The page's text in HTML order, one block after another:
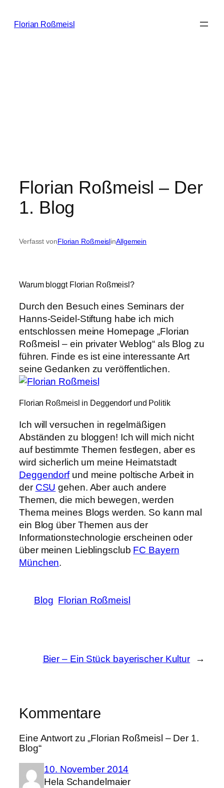
Inhalt
Florian Roßmeisl
Florian Roßmeisl – Der
1. Blog
Verfasst vonFlorian RoßmeislinAllgemein
Warum bloggt Florian Roßmeisl?
Durch den Besuch eines Seminars der
Hanns-Seidel-Stiftung habe ich mich
entschlossen meine Homepage „Florian
Roßmeisl – ein privater Weblog“ als Blog zu
führen. Finde es ist eine interessante Art
seine Gedanken zu veröffentlichen.
Florian Roßmeisl in Deggendorf und Politik
Ich will versuchen in regelmäßigen
Abständen zu bloggen! Ich will mich nicht
auf bestimmte Themen festlegen, aber es
wird sicherlich um meine Heimatstadt
Deggendorfund meine poltische Arbeit in
der CSU gehen. Aber auch andere
Themen, die mich bewegen, werden
Thema meines Blogs werden. So kann mal
ein Blog über Themen aus der
Informationstechnologie erscheinen oder
über meinen Lieblingsclub FC Bayern
München.
Blog Florian Roßmeisl
Bier – Ein Stück bayerischer Kultur →
Kommentare
Eine Antwort zu „Florian Roßmeisl – Der 1.
Blog“
10. November 2014
Hela Schandelmaier